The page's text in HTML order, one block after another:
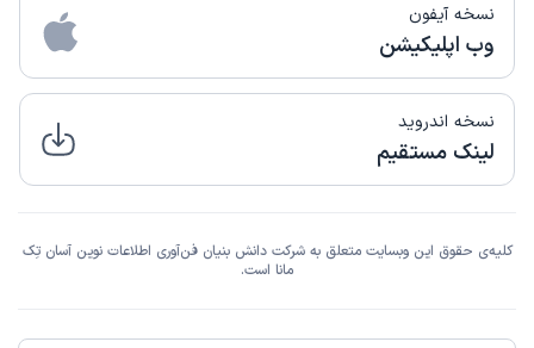
نسخه آیفون
وب اپلیکیشن
نسخه اندروید
لینک مستقیم
کلیه‌ی حقوق این وبسایت متعلق به شرکت دانش بنیان فن‌آوری اطلاعات نوین آسان تِک
مانا است.